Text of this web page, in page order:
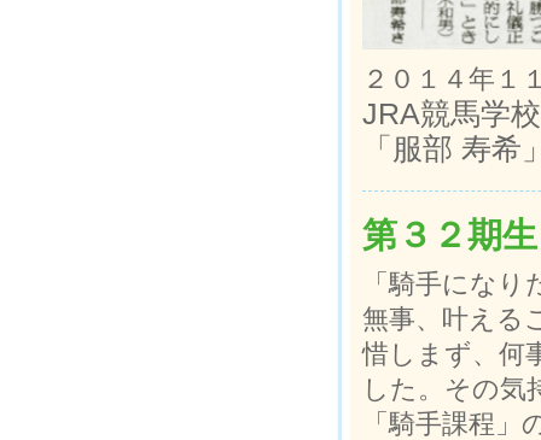
２０１４年
JRA競馬学
「服部 寿希
第３２期生
「騎手にな
無事、叶える
惜しまず、何
した。その気
「騎手課程